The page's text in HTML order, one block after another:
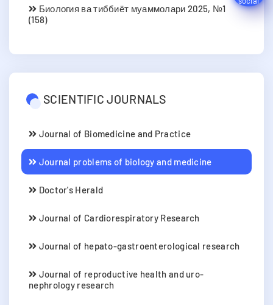
Биология ва тиббиёт муаммолари 2025, №1
(158)
SCIENTIFIC JOURNALS
Journal of Biomedicine and Practice
Journal problems of biology and medicine
Doctor's Herald
Journal of Cardiorespiratory Research
Journal of hepato-gastroenterological research
Journal of reproductive health and uro-
nephrology research